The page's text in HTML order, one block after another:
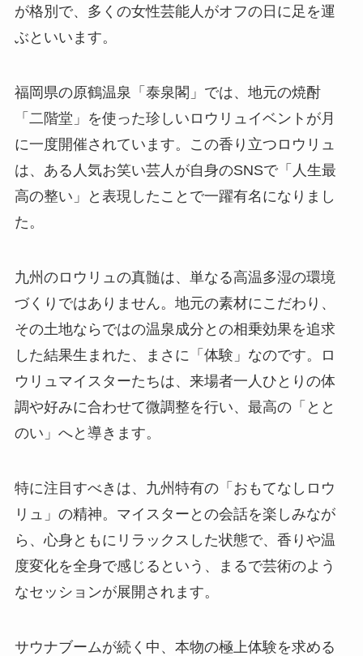
が格別で、多くの女性芸能人がオフの日に足を運
ぶといいます。
福岡県の原鶴温泉「泰泉閣」では、地元の焼酎
「二階堂」を使った珍しいロウリュイベントが月
に一度開催されています。この香り立つロウリュ
は、ある人気お笑い芸人が自身のSNSで「人生最
高の整い」と表現したことで一躍有名になりまし
た。
九州のロウリュの真髄は、単なる高温多湿の環境
づくりではありません。地元の素材にこだわり、
その土地ならではの温泉成分との相乗効果を追求
した結果生まれた、まさに「体験」なのです。ロ
ウリュマイスターたちは、来場者一人ひとりの体
調や好みに合わせて微調整を行い、最高の「とと
のい」へと導きます。
特に注目すべきは、九州特有の「おもてなしロウ
リュ」の精神。マイスターとの会話を楽しみなが
ら、心身ともにリラックスした状態で、香りや温
度変化を全身で感じるという、まるで芸術のよう
なセッションが展開されます。
サウナブームが続く中、本物の極上体験を求める